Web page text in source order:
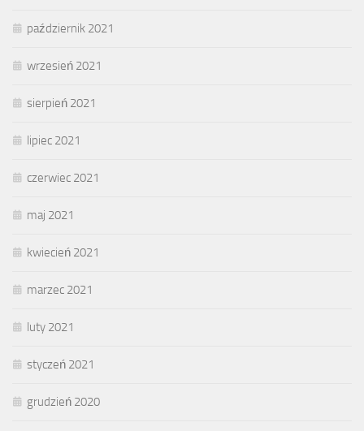
październik 2021
wrzesień 2021
sierpień 2021
lipiec 2021
czerwiec 2021
maj 2021
kwiecień 2021
marzec 2021
luty 2021
styczeń 2021
grudzień 2020